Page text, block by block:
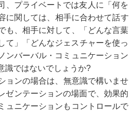
、プライベートでは友人に「何を
に関しては、相手に合わせて話す
も、相手に対して、「どんな言葉
て」「どんなジェスチャーを使っ
ンバーバル・コミュニケーション
識ではないでしょうか?
ョンの場合は、無意識で構いませ
ゼンテーションの場面で、効果的
ュニケーションもコントロールで